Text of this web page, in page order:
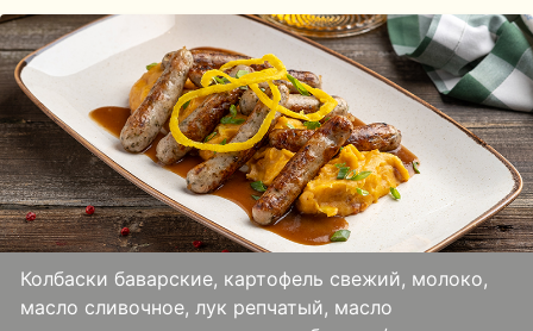
Колбаски баварские, картофель свежий, молоко,
масло сливочное, лук репчатый, масло